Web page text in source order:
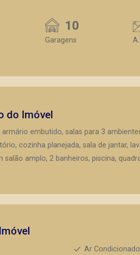
10
Garagens
do Imóvel
embutido, salas para 3
cozinha planejada, sala de jantar,
salão amplo, 2 banheiros, piscina,
Ar Condicionado